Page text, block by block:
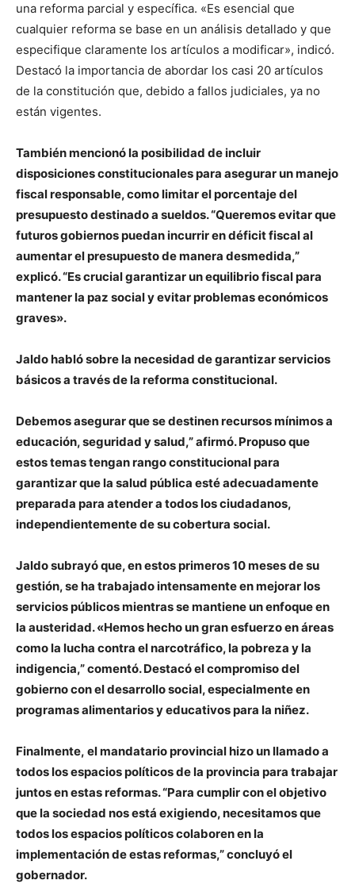
una reforma parcial y específica. «Es esencial que
cualquier reforma se base en un análisis detallado y que
especifique claramente los artículos a modificar», indicó.
Destacó la importancia de abordar los casi 20 artículos
de la constitución que, debido a fallos judiciales, ya no
están vigentes.
También mencionó la posibilidad de incluir
disposiciones constitucionales para asegurar un manejo
fiscal responsable, como limitar el porcentaje del
presupuesto destinado a sueldos. “Queremos evitar que
futuros gobiernos puedan incurrir en déficit fiscal al
aumentar el presupuesto de manera desmedida,”
explicó. “Es crucial garantizar un equilibrio fiscal para
mantener la paz social y evitar problemas económicos
graves».
Jaldo habló sobre la necesidad de garantizar servicios
básicos a través de la reforma constitucional.
Debemos asegurar que se destinen recursos mínimos a
educación, seguridad y salud,” afirmó. Propuso que
estos temas tengan rango constitucional para
garantizar que la salud pública esté adecuadamente
preparada para atender a todos los ciudadanos,
independientemente de su cobertura social.
Jaldo subrayó que, en estos primeros 10 meses de su
gestión, se ha trabajado intensamente en mejorar los
servicios públicos mientras se mantiene un enfoque en
la austeridad. «Hemos hecho un gran esfuerzo en áreas
como la lucha contra el narcotráfico, la pobreza y la
indigencia,” comentó. Destacó el compromiso del
gobierno con el desarrollo social, especialmente en
programas alimentarios y educativos para la niñez.
Finalmente, el mandatario provincial hizo un llamado a
todos los espacios políticos de la provincia para trabajar
juntos en estas reformas. “Para cumplir con el objetivo
que la sociedad nos está exigiendo, necesitamos que
todos los espacios políticos colaboren en la
implementación de estas reformas,” concluyó el
gobernador.